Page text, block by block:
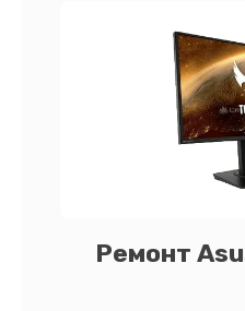
Ремонт